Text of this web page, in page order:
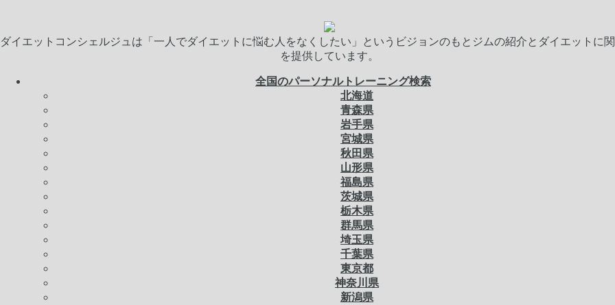
ダイエットコンシェルジュは「一人でダイエットに悩む人をなくしたい」というビジョンのもとジムの紹介とダイエットに
を提供しています。
全国のパーソナルトレーニング検索
北海道
青森県
岩手県
宮城県
秋田県
山形県
福島県
茨城県
栃木県
群馬県
埼玉県
千葉県
東京都
神奈川県
新潟県